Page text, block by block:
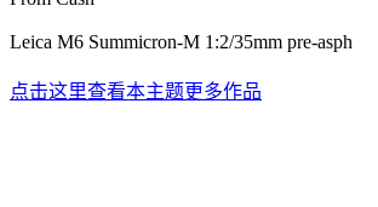
Leica M6 Summicron-M 1:2/35mm pre-asph
点击这里查看本主题更多作品